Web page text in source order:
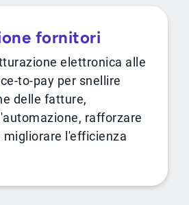
fornitori
elettronica alle
to-pay per snellire
delle fatture,
rafforzare
migliorare l'efficienza